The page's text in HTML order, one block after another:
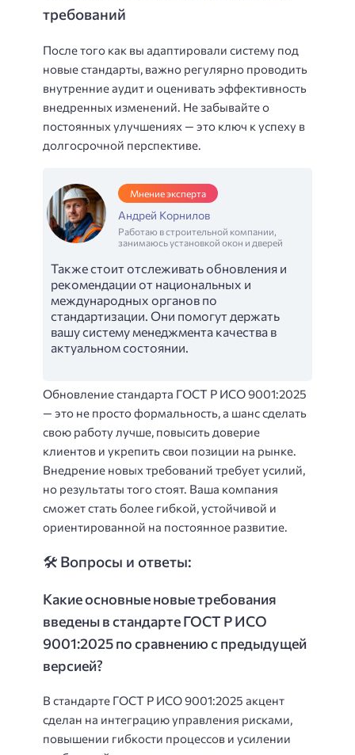
требований
После того как вы адаптировали систему под
новые стандарты, важно регулярно проводить
внутренние аудит и оценивать эффективность
внедренных изменений. Не забывайте о
постоянных улучшениях — это ключ к успеху в
долгосрочной перспективе.
Мнение эксперта
Андрей Корнилов
Работаю в строительной компании,
занимаюсь установкой окон и дверей
Также стоит отслеживать обновления и
рекомендации от национальных и
международных органов по
стандартизации. Они помогут держать
вашу систему менеджмента качества в
актуальном состоянии.
Обновление стандарта ГОСТ Р ИСО 9001:2025
— это не просто формальность, а шанс сделать
свою работу лучше, повысить доверие
клиентов и укрепить свои позиции на рынке.
Внедрение новых требований требует усилий,
но результаты того стоят. Ваша компания
сможет стать более гибкой, устойчивой и
ориентированной на постоянное развитие.
🛠️ Вопросы и ответы:
Какие основные новые требования
введены в стандарте ГОСТ Р ИСО
9001:2025 по сравнению с предыдущей
версией?
В стандарте ГОСТ Р ИСО 9001:2025 акцент
сделан на интеграцию управления рисками,
повышении гибкости процессов и усилении